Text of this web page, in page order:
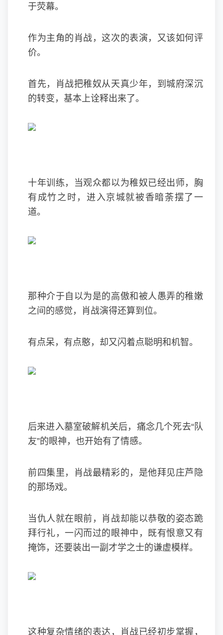
于荧幕。
作为主角的肖战，这次的表演，又该如何评
价。
首先，肖战把稚奴从天真少年，到城府深沉
的转变，基本上诠释出来了。
十年训练，当观众都以为稚奴已经出师，胸
有成竹之时，进入京城就被香暗荼摆了一
道。
那种介于自以为是的高傲和被人愚弄的稚嫩
之间的感觉，肖战演得还算到位。
有点呆，有点憨，却又闪着点聪明和机智。
后来进入墓室破解机关后，痛念几个死去“队
友”的眼神，也开始有了情感。
前四集里，肖战最精彩的，是他拜见庄芦隐
的那场戏。
当仇人就在眼前，肖战却能以恭敬的姿态跪
拜行礼，一闪而过的眼神中，既有恨意又有
掩饰，还要装出一副才学之士的谦虚模样。
这种复杂情绪的表达，肖战已经初步掌握，